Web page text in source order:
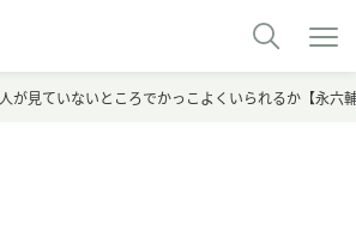
人が見ていないところでかっこよくいられるか【永六